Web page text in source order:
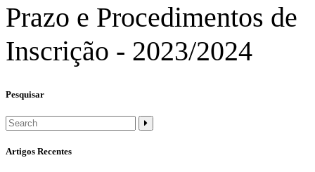
Prazo e Procedimentos de
Inscrição - 2023/2024
Pesquisar
Artigos Recentes